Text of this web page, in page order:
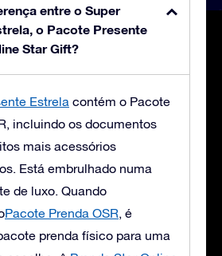
entre o Super
o Pacote Presente
Star Gift?
Estrela contém o Pacote
incluindo os documentos
mais acessórios
Está embrulhado numa
de luxo. Quando
Pacote Prenda OSR, é
prenda físico para uma